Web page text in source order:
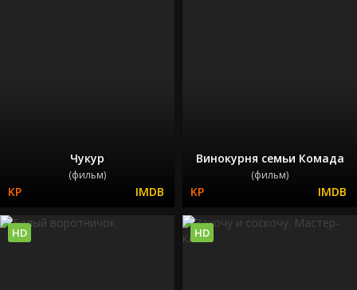
Чукур
(фильм)
Винокурня семьи Комада
(фильм)
HD HD